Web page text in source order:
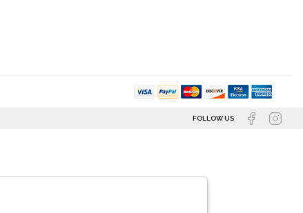
FOLLOW US